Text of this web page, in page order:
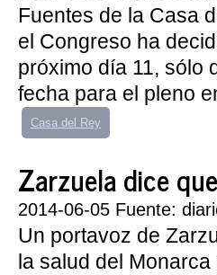
Fuentes de la Casa
el Congreso ha
próximo día 11, sólo
fecha para el pleno
Casa del Rey
Zarzuela dice
2014-06-05 Fuente:
Un portavoz de
la salud del